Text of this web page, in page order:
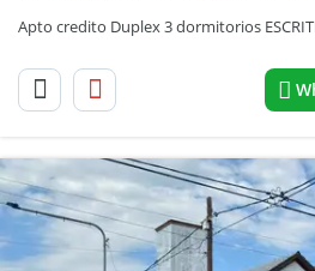
Apto credito Duplex 3 dormitorios